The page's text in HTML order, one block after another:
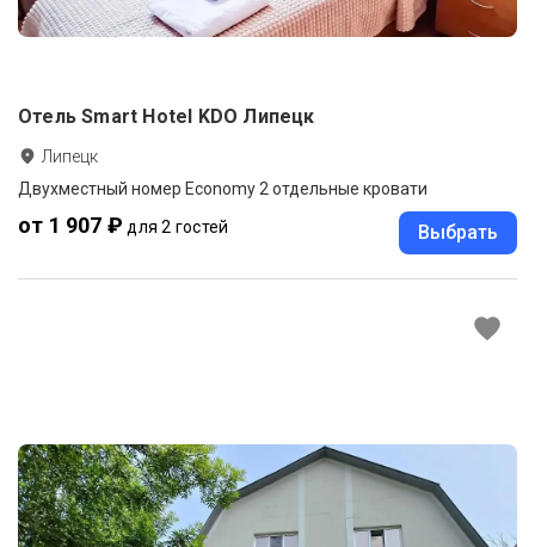
Отель Smart Hotel KDO Липецк
Липецк
Двухместный номер Economy 2 отдельные кровати
от 1 907 ₽ для 2 гостей Выбрать